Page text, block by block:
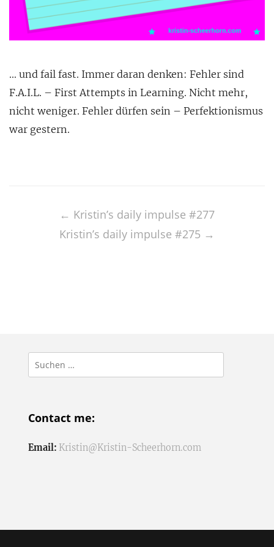
… und fail fast. Immer daran denken: Fehler sind
F.A.I.L. – First Attempts in Learning. Nicht mehr,
nicht weniger. Fehler dürfen sein – Perfektionismus
war gestern.
navigation
← Kristin’s daily impulse #277
Kristin’s daily impulse #275 →
Suchen
nach:
Contact me:
Email: Kristin@Kristin-Scheerhorn.com